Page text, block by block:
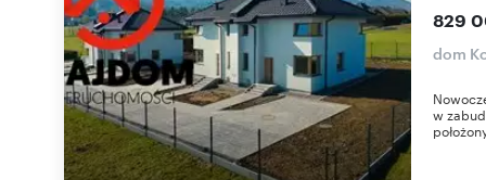
829
dom
w